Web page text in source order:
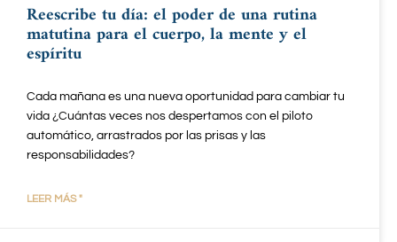
Reescribe tu día: el poder de una rutina
matutina para el cuerpo, la mente y el
espíritu
Cada mañana es una nueva oportunidad para cambiar tu
vida ¿Cuántas veces nos despertamos con el piloto
automático, arrastrados por las prisas y las
responsabilidades?
LEER MÁS "